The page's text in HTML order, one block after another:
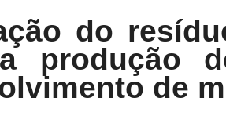
do
produção
de